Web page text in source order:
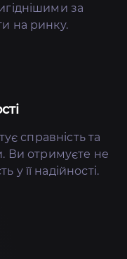
за
на ринку.
справність та
Ви отримуєте не
у її надійності.